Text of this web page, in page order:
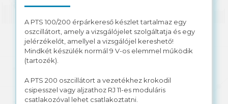
Solar kábel
A PTS 100/200 érpárkereső készlet tartalmaz egy
oszcillátort, amely a vizsgálójelet szolgáltatja és egy
jelérzékelőt, amellyel a vizsgálójel kereshető!
Mindkét készülék normál 9 V-os elemmel működik
(tartozék).
A PTS 200 oszcillátort a vezetékhez krokodil
csipesszel vagy aljzathoz RJ 11-es moduláris
csatlakozóval lehet csatlakoztatni.